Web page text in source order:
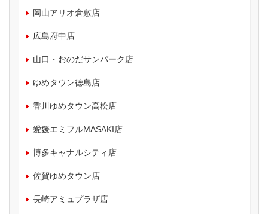
岡山アリオ倉敷店
広島府中店
山口・おのだサンパーク店
ゆめタウン徳島店
香川ゆめタウン高松店
愛媛エミフルMASAKI店
博多キャナルシティ店
佐賀ゆめタウン店
長崎アミュプラザ店